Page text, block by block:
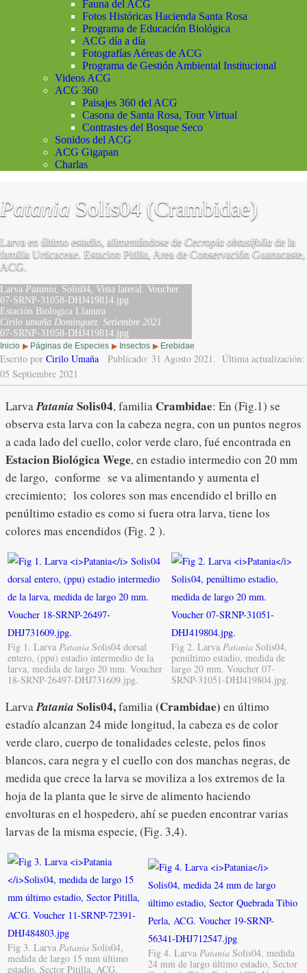
Fauna del ACG
Fotos Históricas Hacienda Santa Rosa
Programa de Educación Biológica
ACG día a día
Fotografías Aéreas de ACG
Programa de Gestión Ambiental Institucional
Videos ACG
ACG 360
Paisajes 360 del ACG
Casona de Santa Rosa, Tour Virtual
Contrastes del Bosque Seco
Sonidos del ACG
ACG Gigapan
Charlas
Patania Solis04 (Crambidae)
Larva en último estadio, alimentándose deCecropia obtusifoliade la
familia Urticaceae. Estacion Pitilla, Area de Conservación Guanacaste,
ACG.
Larva Patania , Solis04, Vista lateral. Voucher
07-SRNP-31058-DHJ419814.jpg
Estación Biologica Llanura
Cirilo umaña Dominguez. Setiembre 2021
07-SRNP-31058-DHJ419814.jpg
Inicio ▶ Páginas de Especies ▶ Insectos ▶ Erebidae
Escrito por Cirilo Umaña Publicado: 31 Agosto 2021. Última actualización:
05 Septiembre 2021
LarvaPatania Solis04,familia Crambidae: En (Fig.1) se
observa esta larva con la cabeza negra, con un puntos negros
a cada lado del cuello, color verde claro, fué encontrada en
EstacionBiológica Wege, en estadio intermedio con 20 mm
de largo, conforme se va alimentando y aumenta el
crecimiento; los colores son mas encendido el brillo en
penúltimo estadio es como si fuera otra larva, tiene los
colores mas encendidos (Fig. 2 ).
Fig 1. Larva Patania Solis04 dorsal
entero, (ppu) estadio intermedio de la
larva, medida de largo 20 mm. Voucher
18-SRNP-26497-DHJ731609.jpg.
Fig 2. Larva Patania Solis04,
penúltimo estadio, medida de
largo 20 mm. Voucher 07-
SRNP-31051-DHJ419804.jpg.
LarvaPatania Solis04,familia(Crambidae) en último
estadío alcanzan 24 mide longitud, la cabeza es de color
verde claro, cuerpo de tonalidades celeste, pelos finos
blancos, cara negra y el cuello con dos manchas negras, de
medida que crece la larva se moviliza a los extremos de la
hoja de la planta que le sirve de alimento haciendo
envolturas en el hospedero, ahí se pueden encontrar varias
larvas de la misma especie, (Fig. 3,4).
Fig 3. Larva Patania Solis04,
medida de largo 15 mm último
estadio, Sector Pitilla, ACG.
Fig 4. Larva Patania Solis04, medida
24 mm de largo último estadio, Sector